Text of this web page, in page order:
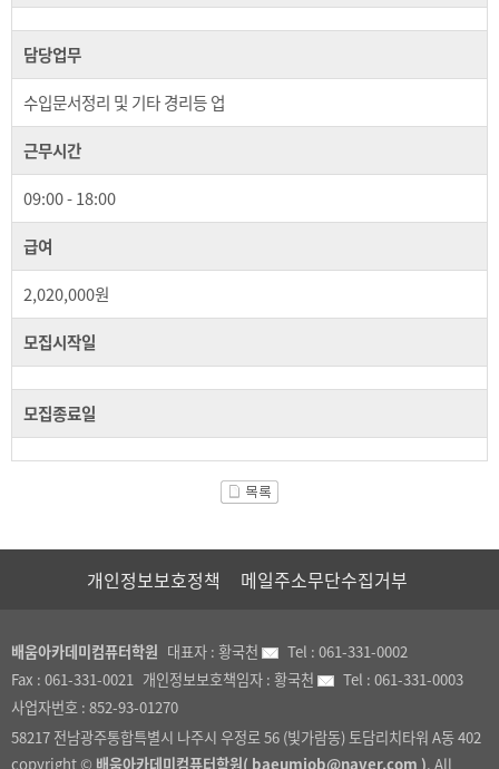
담당업무
수입문서정리 및 기타 경리등 업
근무시간
09:00 - 18:00
급여
2,020,000원
모집시작일
모집종료일
개인정보보호정책 메일주소무단수집거부
배움아카데미컴퓨터학원 대표자 : 황국천 Tel : 061-331-0002
Fax : 061-331-0021 개인정보보호책임자 : 황국천 Tel : 061-331-0003
사업자번호 : 852-93-01270
58217 전남광주통합특별시 나주시 우정로 56 (빛가람동) 토담리치타워 A동 402
copyright © 배움아카데미컴퓨터학원( baeumjob@naver.com ). All